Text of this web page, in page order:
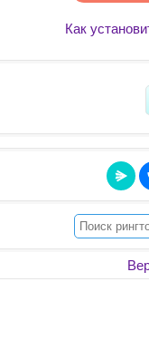
Как